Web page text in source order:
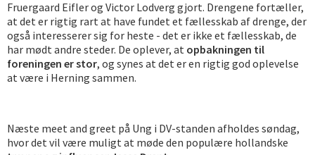
Fruergaard Eifler og Victor Lodverg gjort. Drengene fortæller,
at det er rigtig rart at have fundet et fællesskab af drenge, der
også interesserer sig for heste - det er ikke et fællesskab, de
har mødt andre steder. De oplever, at opbakningen til
foreningen er stor, og synes at det er en rigtig god oplevelse
at være i Herning sammen.
Næste meet and greet på Ung i DV-standen afholdes søndag,
hvor det vil være muligt at møde den populære hollandske